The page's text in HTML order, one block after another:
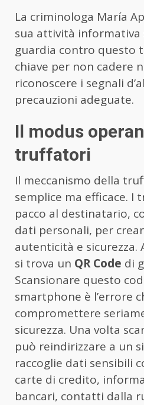
La criminologa María
sua attività informativa
guardia contro questo
chiave per non cadere
riconoscere i segnali
precauzioni adeguate.
Il modus
truffatori
Il meccanismo della
semplice ma efficace. I
pacco al destinatario,
dati personali, per
autenticità e sicurezza.
si trova un QR Code di
Scansionare questo
smartphone è l’errore
compromettere
sicurezza. Una volta
può reindirizzare a un
raccoglie dati sensibili
carte di credito,
bancari, contatti dalla